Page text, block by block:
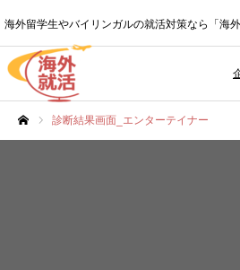
海外留学生やバイリンガルの就活対策なら「海外
診断結果画面_エンターテイナー